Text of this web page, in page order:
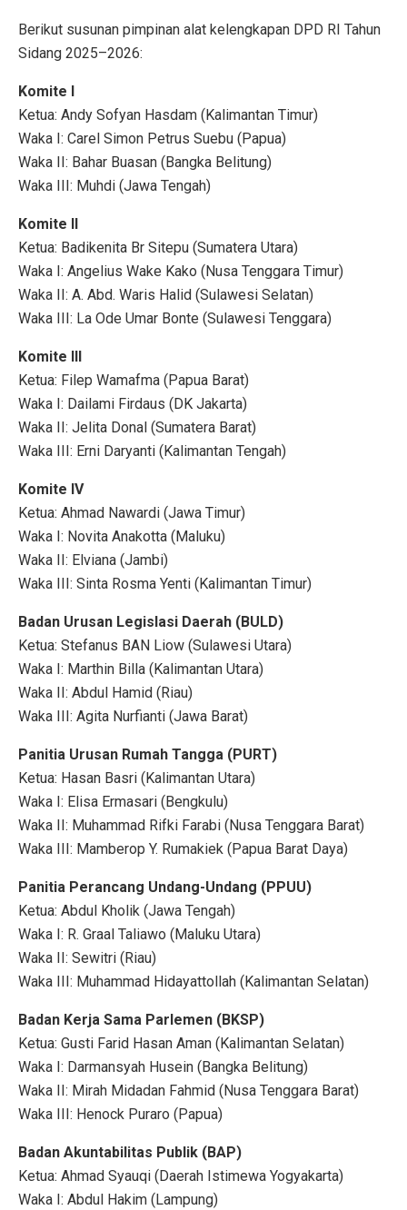
Berikut susunan pimpinan alat kelengkapan DPD RI Tahun
Sidang 2025–2026:
Komite I
Ketua: Andy Sofyan Hasdam (Kalimantan Timur)
Waka I: Carel Simon Petrus Suebu (Papua)
Waka II: Bahar Buasan (Bangka Belitung)
Waka III: Muhdi (Jawa Tengah)
Komite II
Ketua: Badikenita Br Sitepu (Sumatera Utara)
Waka I: Angelius Wake Kako (Nusa Tenggara Timur)
Waka II: A. Abd. Waris Halid (Sulawesi Selatan)
Waka III: La Ode Umar Bonte (Sulawesi Tenggara)
Komite III
Ketua: Filep Wamafma (Papua Barat)
Waka I: Dailami Firdaus (DK Jakarta)
Waka II: Jelita Donal (Sumatera Barat)
Waka III: Erni Daryanti (Kalimantan Tengah)
Komite IV
Ketua: Ahmad Nawardi (Jawa Timur)
Waka I: Novita Anakotta (Maluku)
Waka II: Elviana (Jambi)
Waka III: Sinta Rosma Yenti (Kalimantan Timur)
Badan Urusan Legislasi Daerah (BULD)
Ketua: Stefanus BAN Liow (Sulawesi Utara)
Waka I: Marthin Billa (Kalimantan Utara)
Waka II: Abdul Hamid (Riau)
Waka III: Agita Nurfianti (Jawa Barat)
Panitia Urusan Rumah Tangga (PURT)
Ketua: Hasan Basri (Kalimantan Utara)
Waka I: Elisa Ermasari (Bengkulu)
Waka II: Muhammad Rifki Farabi (Nusa Tenggara Barat)
Waka III: Mamberop Y. Rumakiek (Papua Barat Daya)
Panitia Perancang Undang-Undang (PPUU)
Ketua: Abdul Kholik (Jawa Tengah)
Waka I: R. Graal Taliawo (Maluku Utara)
Waka II: Sewitri (Riau)
Waka III: Muhammad Hidayattollah (Kalimantan Selatan)
Badan Kerja Sama Parlemen (BKSP)
Ketua: Gusti Farid Hasan Aman (Kalimantan Selatan)
Waka I: Darmansyah Husein (Bangka Belitung)
Waka II: Mirah Midadan Fahmid (Nusa Tenggara Barat)
Waka III: Henock Puraro (Papua)
Badan Akuntabilitas Publik (BAP)
Ketua: Ahmad Syauqi (Daerah Istimewa Yogyakarta)
Waka I: Abdul Hakim (Lampung)